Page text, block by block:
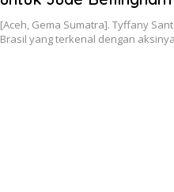
Euro 2024
[Aceh, Gema Sumatra]. Tyffany
Brasil yang terkenal dengan